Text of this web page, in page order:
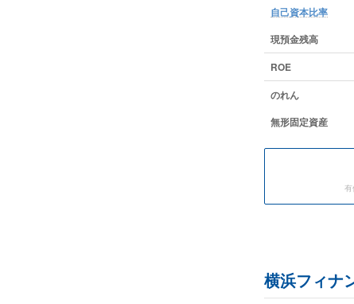
自己資本比率
現預金残高
ROE
のれん
無形固定資産
有
横浜フィナ